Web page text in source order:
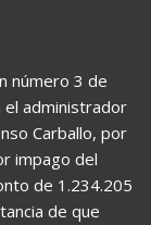
número 3 de
el administrador
Carballo, por
impago del
de 1.234.205
de que